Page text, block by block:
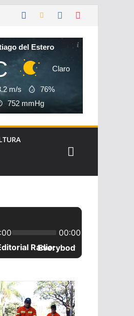
del Estero
Claro
m/s
76%
752 mmHg